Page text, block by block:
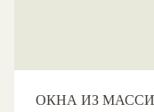
ОКНА ИЗ